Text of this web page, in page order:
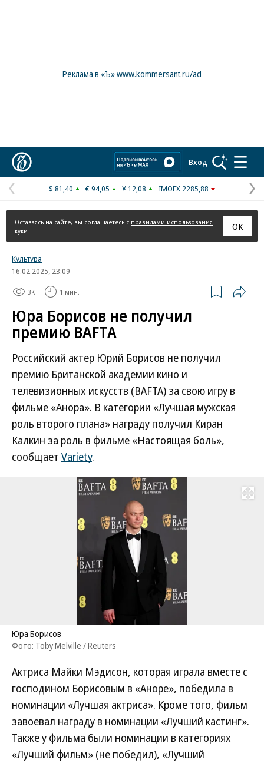
Реклама в «Ъ» www.kommersant.ru/ad
Вход
Предыдущая
страница
$ 81,40 € 94,05 ¥ 12,08 IMOEX 2285,88
Оставаясь на сайте, вы соглашаетесь с правилами использования
куки
ОК
Культура
16.02.2025, 23:09
3K 1 мин.
Юра Борисов не получил
премию BAFTA
Российский актер Юрий Борисов не получил
премию Британской академии кино и
телевизионных искусств (BAFTA) за свою игру в
фильме «Анора». В категории «Лучшая мужская
роль второго плана» награду получил Киран
Калкин за роль в фильме «Настоящая боль»,
сообщает Variety.
Развернуть
Юра Борисов
Фото: Toby Melville / Reuters
Актриса Майки Мэдисон, которая играла вместе с
господином Борисовым в «Аноре», победила в
номинации «Лучшая актриса». Кроме того, фильм
завоевал награду в номинации «Лучший кастинг».
Также у фильма были номинации в категориях
«Лучший фильм» (не победил), «Лучший